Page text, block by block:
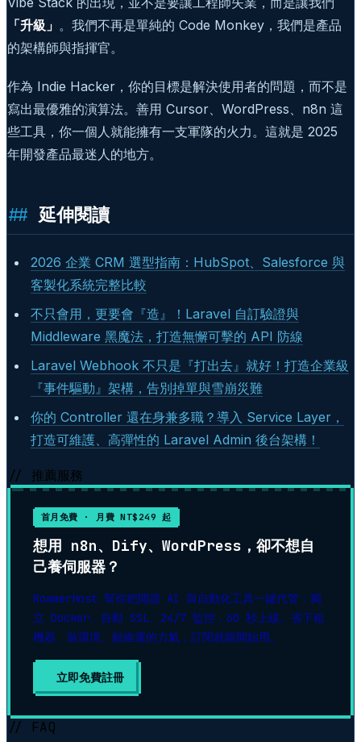
「升級」 。我們不再是單純的 Code Monkey，我們是產品
的架構師與指揮官。
作為 Indie Hacker，你的目標是解決使用者的問題，而不是
寫出最優雅的演算法。善用 Cursor、WordPress、n8n 這
些工具，你一個人就能擁有一支軍隊的火力。這就是 2025
年開發產品最迷人的地方。
延伸閱讀
2026 企業 CRM 選型指南：HubSpot、Salesforce 與
客製化系統完整比較
不只會用，更要會『造』！Laravel 自訂驗證與
Middleware 黑魔法，打造無懈可擊的 API 防線
Laravel Webhook 不只是『打出去』就好！打造企業級
『事件驅動』架構，告別掉單與雪崩災難
你的 Controller 還在身兼多職？導入 Service Layer，
打造可維護、高彈性的 Laravel Admin 後台架構！
// 推薦服務
首月免費 · 月費 NT$249 起
想用 n8n、Dify、WordPress，卻不想自
己養伺服器？
RoamerHost 幫你把開源 AI 與自動化工具一鍵代管：獨
立 Docker、自動 SSL、24/7 監控，60 秒上線。省下租
機器、裝環境、顧維運的力氣，訂閱就能開始用。
立即免費註冊
// FAQ